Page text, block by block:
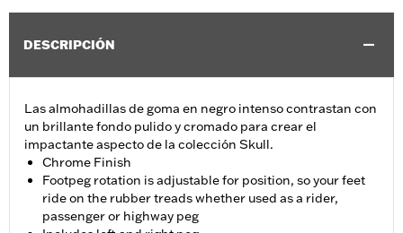
DESCRIPCIÓN
Las almohadillas de goma en negro intenso contrastan con
un brillante fondo pulido y cromado para crear el
impactante aspecto de la colección Skull.
Chrome Finish
Footpeg rotation is adjustable for position, so your feet
ride on the rubber treads whether used as a rider,
passenger or highway peg